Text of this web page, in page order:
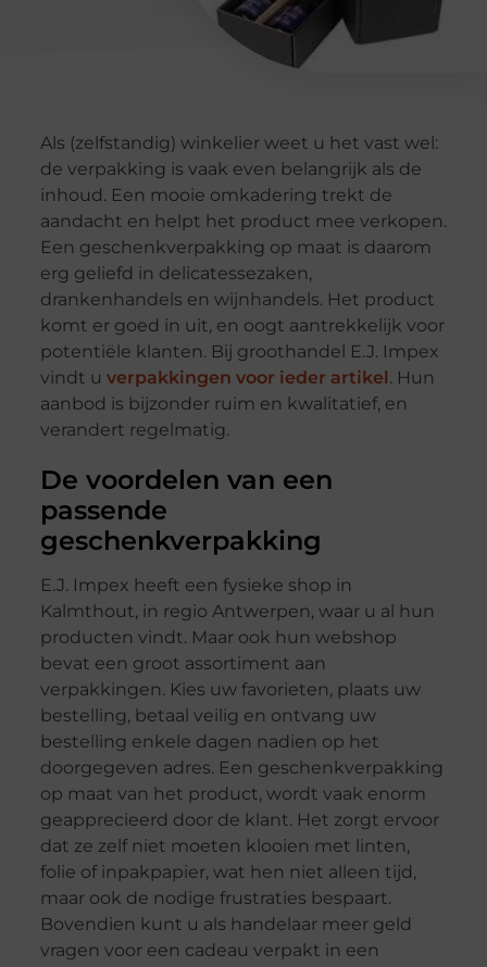
Als (zelfstandig) winkelier weet u het vast wel:
de verpakking is vaak even belangrijk als de
inhoud. Een mooie omkadering trekt de
aandacht en helpt het product mee verkopen.
Een geschenkverpakking op maat is daarom
erg geliefd in delicatessezaken,
drankenhandels en wijnhandels. Het product
komt er goed in uit, en oogt aantrekkelijk voor
potentiële klanten. Bij groothandel E.J. Impex
vindt u verpakkingen voor ieder artikel . Hun
aanbod is bijzonder ruim en kwalitatief, en
verandert regelmatig.
De voordelen van een
passende
geschenkverpakking
E.J. Impex heeft een fysieke shop in
Kalmthout, in regio Antwerpen, waar u al hun
producten vindt. Maar ook hun webshop
bevat een groot assortiment aan
verpakkingen. Kies uw favorieten, plaats uw
bestelling, betaal veilig en ontvang uw
bestelling enkele dagen nadien op het
doorgegeven adres. Een geschenkverpakking
op maat van het product, wordt vaak enorm
geapprecieerd door de klant. Het zorgt ervoor
dat ze zelf niet moeten klooien met linten,
folie of inpakpapier, wat hen niet alleen tijd,
maar ook de nodige frustraties bespaart.
Bovendien kunt u als handelaar meer geld
vragen voor een cadeau verpakt in een